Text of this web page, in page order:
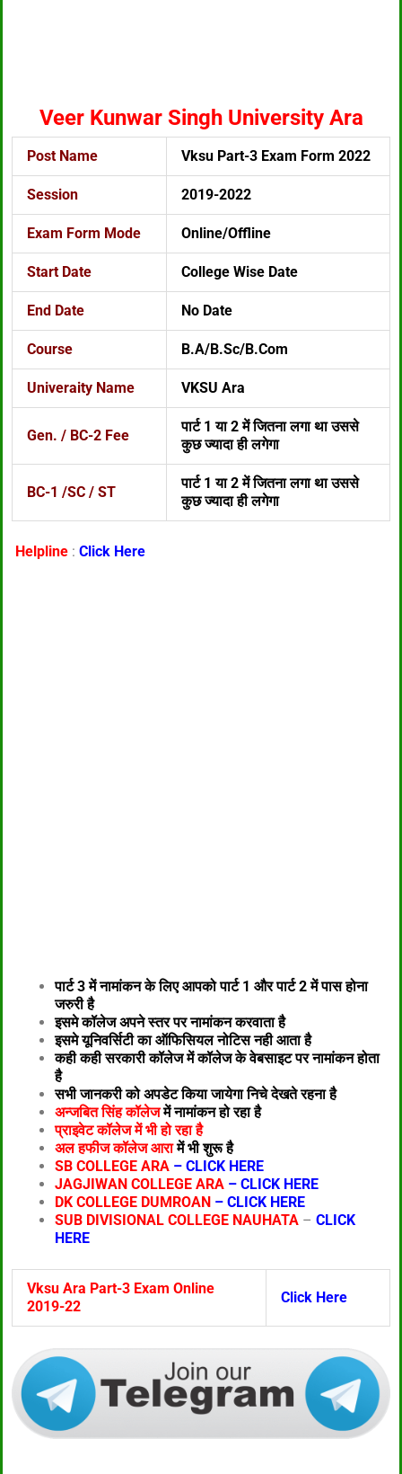
Veer Kunwar Singh University Ara
Post Name Vksu Part-3 Exam Form 2022
Session 2019-2022
Exam Form Mode Online/Offline
Start Date College Wise Date
End Date No Date
Course B.A/B.Sc/B.Com
Univeraity Name VKSU Ara
Gen. / BC-2 Fee
पार्ट 1 या 2 में जितना लगा था उससे
कुछ ज्यादा ही लगेगा
BC-1 /SC / ST
पार्ट 1 या 2 में जितना लगा था उससे
कुछ ज्यादा ही लगेगा
Helpline : Click Here
पार्ट 3 में नामांकन के लिए आपको पार्ट 1 और पार्ट 2 में पास होना
जरुरी है
इसमे कॉलेज अपने स्तर पर नामांकन करवाता है
इसमे यूनिवर्सिटी का ऑफिसियल नोटिस नही आता है
कही कही सरकारी कॉलेज में कॉलेज के वेबसाइट पर नामांकन होता
है
सभी जानकरी को अपडेट किया जायेगा निचे देखते रहना है
अन्जबित सिंह कॉलेजमें नामांकन हो रहा है
प्राइवेट कॉलेज में भी हो रहा है
अल हफीज कॉलेज आरामें भी शुरू है
SB COLLEGE ARA – CLICK HERE
JAGJIWAN COLLEGE ARA – CLICK HERE
DK COLLEGE DUMROAN – CLICK HERE
SUB DIVISIONAL COLLEGE NAUHATA – CLICK
HERE
Vksu Ara Part-3 Exam Online
2019-22
Click Here